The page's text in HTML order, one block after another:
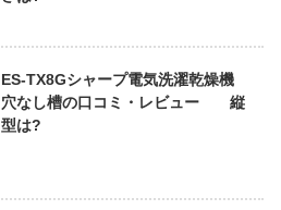
ES-TX8Gシャープ電気洗濯乾燥機
穴なし槽の口コミ・レビュー 縦
型は?